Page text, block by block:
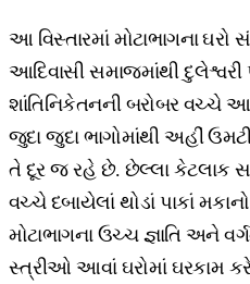
આ વિસ્તારમાં મોટાભાગના
આદિવાસી સમાજમાંથી
શાંતિનિકેતનની બરોબર વચ્ચે
જુદા જુદા ભાગોમાંથી અહીં
તે દૂર જ રહે છે. છેલ્લા કેટલાક
વચ્ચે દબાયેલાં થોડાં પાકાં
મોટાભાગના ઉચ્ચ જ્ઞાતિ અને
સ્ત્રીઓ આવાં ઘરોમાં ઘરકામ